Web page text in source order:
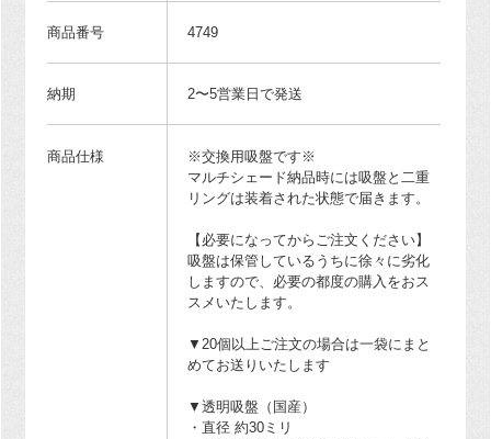
商品番号 4749
納期 2〜5営業日で発送
商品仕様
※交換用吸盤です※
マルチシェード納品時には吸盤と二重
リングは装着された状態で届きます。
【必要になってからご注文ください】
吸盤は保管しているうちに徐々に劣化
しますので、必要の都度の購入をおス
スメいたします。
▼20個以上ご注文の場合は一袋にまと
めてお送りいたします
▼透明吸盤（国産）
・直径 約30ミリ